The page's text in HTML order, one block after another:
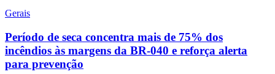
Gerais
Período de seca concentra mais de 75% dos
incêndios às margens da BR-040 e reforça alerta
para prevenção